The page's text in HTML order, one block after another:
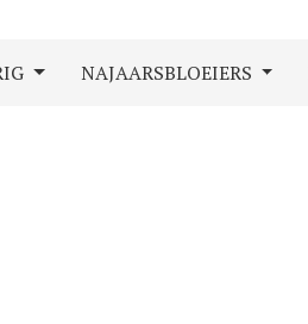
NAJAARSBLOEIERS